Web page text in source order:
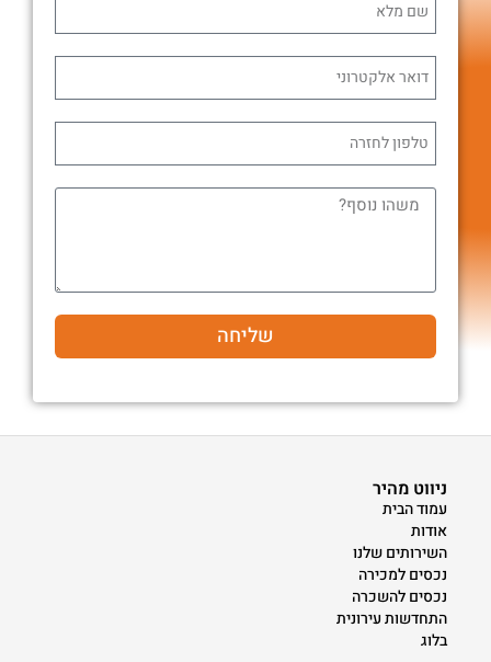
שליחה
ניווט מהיר
עמוד הבית
אודות
השירותים שלנו
נכסים למכירה
נכסים להשכרה
התחדשות עירונית
בלוג